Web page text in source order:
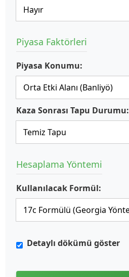
Piyasa Faktörleri
Piyasa Konumu:
Kaza Sonrası Tapu Durumu:
Hesaplama Yöntemi
Kullanılacak Formül:
Detaylı dökümü göster